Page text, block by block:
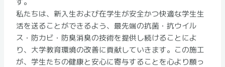
私たちは、新入生および在学生が安全かつ快適な学生生
活を送ることができるよう、最先端の抗菌・抗ウイル
ス・防カビ・防臭消臭の技術を提供し続けることによ
り、大学教育環境の改善に貢献していきます。この施工
が、学生たちの健康と安心に寄与することを心より願っ